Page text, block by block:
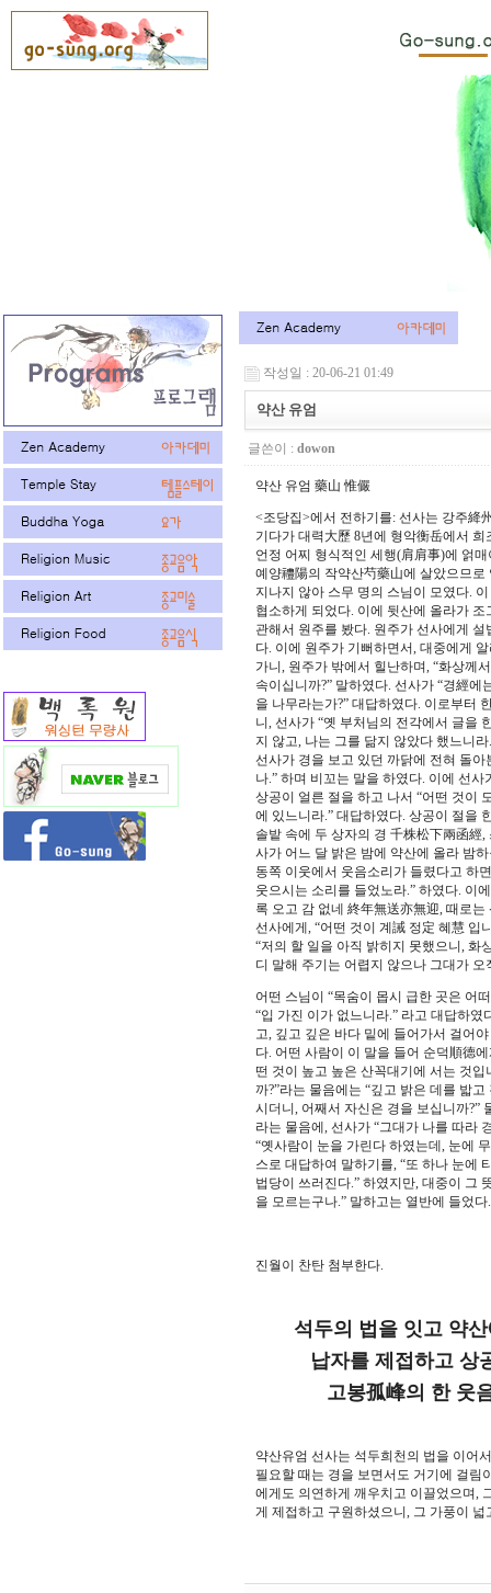
작성일 : 20-06-21 01:49
약산 유엄
글쓴이 : dowon
약산 유엄 藥山 惟儼
<조당집>에서 전하기를: 선사는 강주絳
기다가 대력大歷 8년에 형악衡岳에서
언정 어찌 형식적인 세행(肩肩事)에 얽
예양禮陽의 작약산芍藥山에 살았으므
지나지 않아 스무 명의 스님이 모였다.
협소하게 되었다. 이에 뒷산에 올라가
관해서 원주를 봤다. 원주가 선사에게
다. 이에 원주가 기뻐하면서, 대중에게
가니, 원주가 밖에서 힐난하며, “화상께
속이십니까?” 말하였다. 선사가 “경經
을 나무라는가?” 대답하였다. 이로부터
니, 선사가 “옛 부처님의 전각에서 글을
지 않고, 나는 그를 닮지 않았다 했느니
선사가 경을 보고 있던 까닭에 전혀 돌
나.” 하며 비꼬는 말을 하였다. 이에 선
상공이 얼른 절을 하고 나서 “어떤 것이
에 있느니라.” 대답하였다. 상공이 절을
솔밭 속에 두 상자의 경 千株松下兩函經
사가 어느 달 밝은 밤에 약산에 올라 밤
동쪽 이웃에서 웃음소리가 들렸다고 하
웃으시는 소리를 들었노라.” 하였다. 이
록 오고 감 없네 終年無送亦無迎, 때로
선사에게, “어떤 것이 계誡 정定 혜慧 입
“저의 할 일을 아직 밝히지 못했으니, 화
디 말해 주기는 어렵지 않으나 그대가
어떤 스님이 “목숨이 몹시 급한 곳은 어
“입 가진 이가 없느니라.” 라고 대답하
고, 깊고 깊은 바다 밑에 들어가서 걸어
다. 어떤 사람이 이 말을 들어 순덕順德
떤 것이 높고 높은 산꼭대기에 서는 것
까?”라는 물음에는 “깊고 밝은 데를 밟
시더니, 어째서 자신은 경을 보십니까?”
라는 물음에, 선사가 “그대가 나를 따라
“옛사람이 눈을 가린다 하였는데, 눈에
스로 대답하여 말하기를, “또 하나 눈에
법당이 쓰러진다.” 하였지만, 대중이 그
을 모르는구나.” 말하고는 열반에 들었
진월이 찬탄 첨부한다.
석두의 법을 잇고 약산
납자를 제접하고 상공
고봉孤峰의 한 웃음
약산유엄 선사는 석두희천의 법을 이어
필요할 때는 경을 보면서도 거기에 걸림
에게도 의연하게 깨우치고 이끌었으며,
게 제접하고 구원하셨으니, 그 가풍이 넓